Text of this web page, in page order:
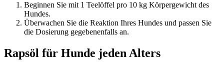
Beginnen Sie mit 1 Teelöffel pro 10 kg Körpergewicht des
Hundes.
Überwachen Sie die Reaktion Ihres Hundes und passen Sie
die Dosierung gegebenenfalls an.
Rapsöl für Hunde jeden Alters